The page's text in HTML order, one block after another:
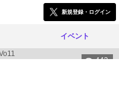
新規登録・ログイン
イベント
442